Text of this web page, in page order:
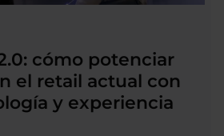
cómo potenciar
el retail actual con
y experiencia